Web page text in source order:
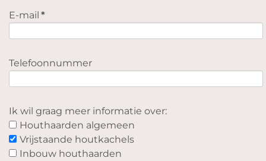
E-mail *
Telefoonnummer
Ik wil graag meer informatie over:
Houthaarden algemeen
Vrijstaande houtkachels
Inbouw houthaarden